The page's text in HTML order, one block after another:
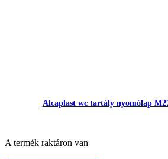
Alcaplast wc tartály nyomólap
A termék raktáron van